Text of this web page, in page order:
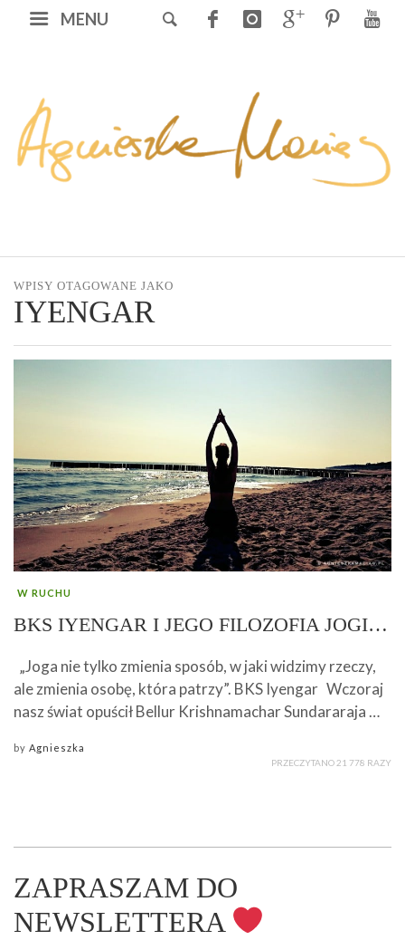
MENU
WPISY OTAGOWANE JAKO
IYENGAR
W RUCHU
BKS IYENGAR I JEGO FILOZOFIA JOGI…
„Joga nie tylko zmienia sposób, w jaki widzimy rzeczy,
ale zmienia osobę, która patrzy”. BKS Iyengar Wczoraj
nasz świat opuścił Bellur Krishnamachar Sundararaja …
by Agnieszka
PRZECZYTANO 21 778 RAZY
ZAPRASZAM DO
NEWSLETTERA